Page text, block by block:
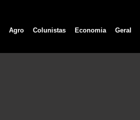
Agro Colunistas Economia Geral